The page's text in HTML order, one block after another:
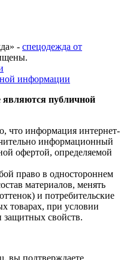
- спецодежда от
информации
являются публичной
что информация интернет-
информационный
офертой, определяемой
право в одностороннем
материалов, менять
и потребительские
товарах, при условии
свойств.
вы подтверждаете